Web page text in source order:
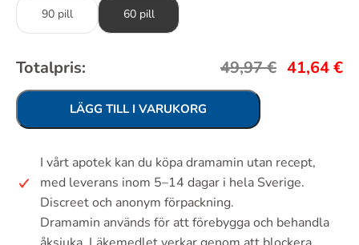
90 pill 60 pill
Totalpris: 49,97€ 41,64€
LÄGG TILL I VARUKORG
I vårt apotek kan du köpa dramamin utan recept,
med leverans inom 5–14 dagar i hela Sverige.
Discreet och anonym förpackning.
Dramamin används för att förebygga och behandla